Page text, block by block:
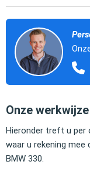
Onze werkwijze
Hieronder treft u per
waar u rekening
BMW 330.